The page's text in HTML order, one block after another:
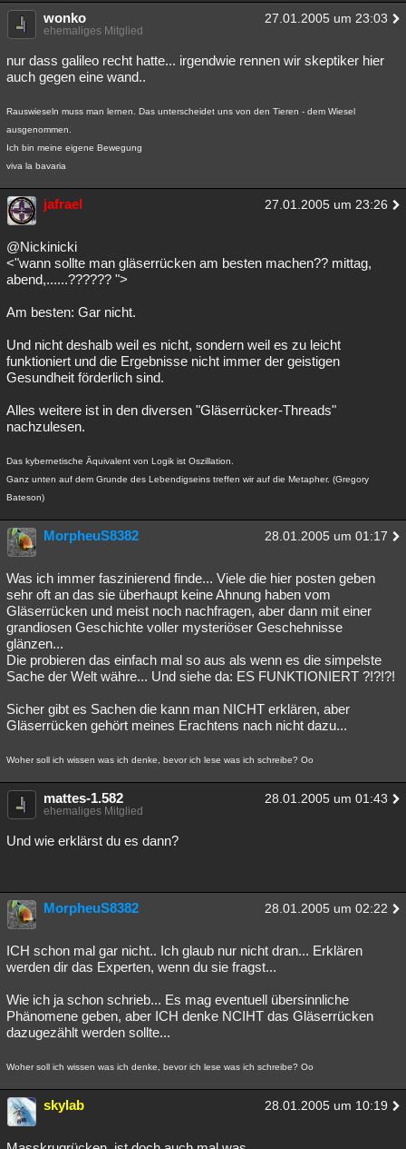
wonko 27.01.2005 um 23:03
ehemaliges Mitglied
nur dass galileo recht hatte... irgendwie rennen wir skeptiker hier
auch gegen eine wand..
Rauswieseln muss man lernen. Das unterscheidet uns von den Tieren - dem Wiesel
ausgenommen.
Ich bin meine eigene Bewegung
viva la bavaria
jafrael 27.01.2005 um 23:26
@Nickinicki
<"wann sollte man gläserrücken am besten machen?? mittag,
abend,......?????? ">
Am besten: Gar nicht.
Und nicht deshalb weil es nicht, sondern weil es zu leicht
funktioniert und die Ergebnisse nicht immer der geistigen
Gesundheit förderlich sind.
Alles weitere ist in den diversen "Gläserrücker-Threads"
nachzulesen.
Das kybernetische Äquivalent von Logik ist Oszillation.
Ganz unten auf dem Grunde des Lebendigseins treffen wir auf die Metapher. (Gregory
Bateson)
MorpheuS8382 28.01.2005 um 01:17
Was ich immer faszinierend finde... Viele die hier posten geben
sehr oft an das sie überhaupt keine Ahnung haben vom
Gläserrücken und meist noch nachfragen, aber dann mit einer
grandiosen Geschichte voller mysteriöser Geschehnisse
glänzen...
Die probieren das einfach mal so aus als wenn es die simpelste
Sache der Welt währe... Und siehe da: ES FUNKTIONIERT ?!?!?!
Sicher gibt es Sachen die kann man NICHT erklären, aber
Gläserrücken gehört meines Erachtens nach nicht dazu...
Woher soll ich wissen was ich denke, bevor ich lese was ich schreibe? Oo
mattes-1.582 28.01.2005 um 01:43
ehemaliges Mitglied
Und wie erklärst du es dann?
MorpheuS8382 28.01.2005 um 02:22
ICH schon mal gar nicht.. Ich glaub nur nicht dran... Erklären
werden dir das Experten, wenn du sie fragst...
Wie ich ja schon schrieb... Es mag eventuell übersinnliche
Phänomene geben, aber ICH denke NCIHT das Gläserrücken
dazugezählt werden sollte...
Woher soll ich wissen was ich denke, bevor ich lese was ich schreibe? Oo
skylab 28.01.2005 um 10:19